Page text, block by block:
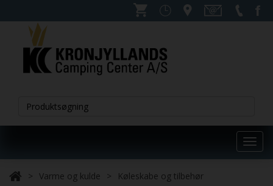
Varme og kulde Køleskabe og tilbehør